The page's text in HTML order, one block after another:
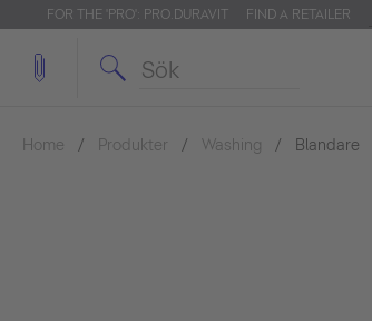
FOR THE 'PRO': PRO.DURAVIT FIND A RETAILER
Home Produkter Washing Blandare